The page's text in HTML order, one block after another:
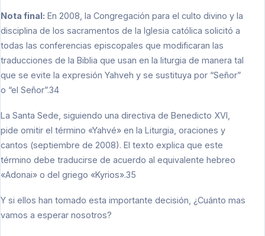
Nota final: En 2008, la Congregación para el culto divino y la
disciplina de los sacramentos de la Iglesia católica solicitó a
todas las conferencias episcopales que modificaran las
traducciones de la Biblia que usan en la liturgia de manera tal
que se evite la expresión Yahveh y se sustituya por “Señor”
o “el Señor”.34
La Santa Sede, siguiendo una directiva de Benedicto XVI,
pide omitir el término «Yahvé» en la Liturgia, oraciones y
cantos (septiembre de 2008). El texto explica que este
término debe traducirse de acuerdo al equivalente hebreo
«Adonai» o del griego «Kyrios».35
Y si ellos han tomado esta importante decisión, ¿Cuánto mas
vamos a esperar nosotros?